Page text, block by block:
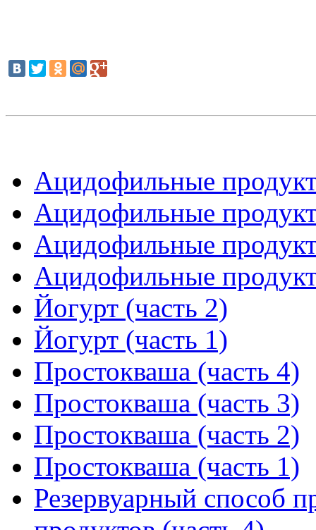
Ацидофильные
Ацидофильные
Ацидофильные
Ацидофильные
Йогурт (часть 2)
Йогурт (часть 1)
Простокваша (часть 4)
Простокваша (часть 3)
Простокваша (часть 2)
Простокваша (часть 1)
Резервуарный способ